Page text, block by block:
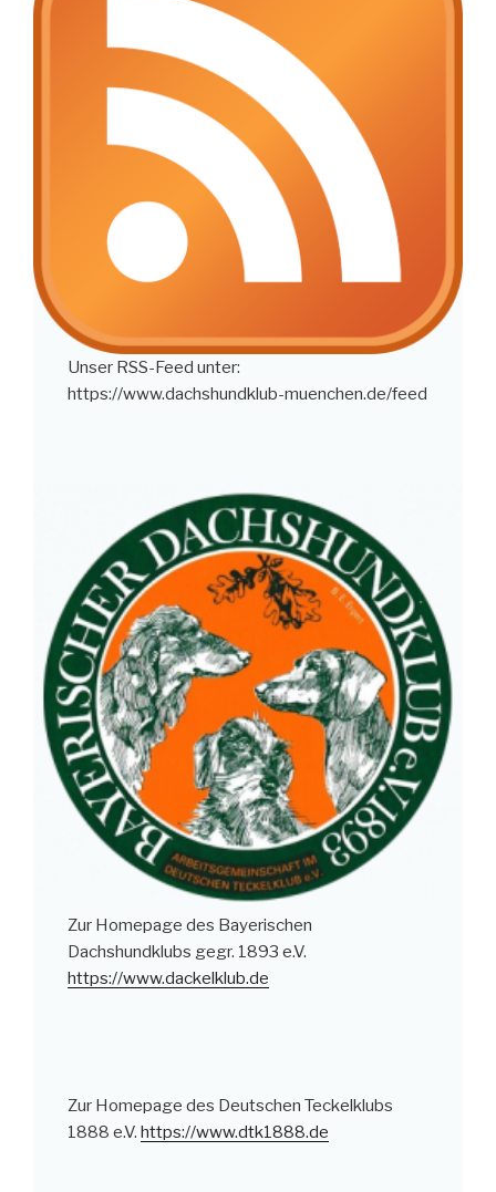
Unser RSS-Feed unter:
https://www.dachshundklub-muenchen.de/feed
Zur Homepage des Bayerischen
Dachshundklubs gegr. 1893 e.V.
https://www.dackelklub.de
Zur Homepage des Deutschen Teckelklubs
1888 e.V.https://www.dtk1888.de